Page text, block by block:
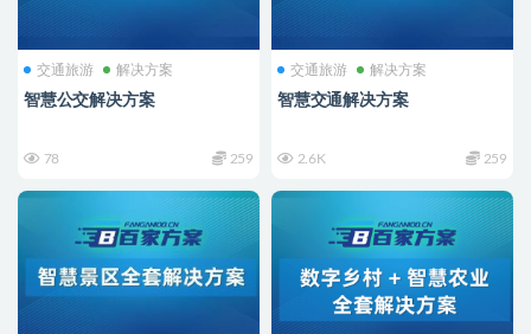
交通旅游 解决方案
智慧公交解决方案
78 259
交通旅游 解决方案
智慧交通解决方案
2.6K 259